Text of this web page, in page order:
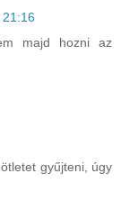
majd hozni az
gyűjteni, úgy